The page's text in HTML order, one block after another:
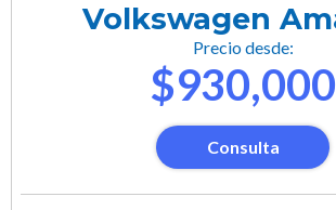
Volkswagen
Precio desde:
$930,000
Consulta